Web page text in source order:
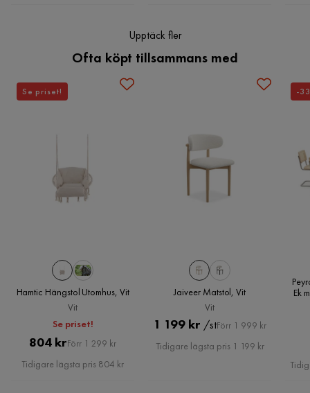
Nyckelfunktioner:
Motståndskraft:
Underhållstips:
Upptäck fler
Ofta köpt tillsammans med
Hamtic Hängstol Utomhus, Vit
Vit
Se priset!
Pris
804 kr Original
Pris
Förr 1 299 kr
Tidigare lägsta pris 804 kr
Se priset!
Jaiveer Matstol, Vit
Vit
Pris
1 199 kr /st
Original
Pris
Förr 1 999 kr
Tidigare lägsta pris 1 199 kr
Ek
-